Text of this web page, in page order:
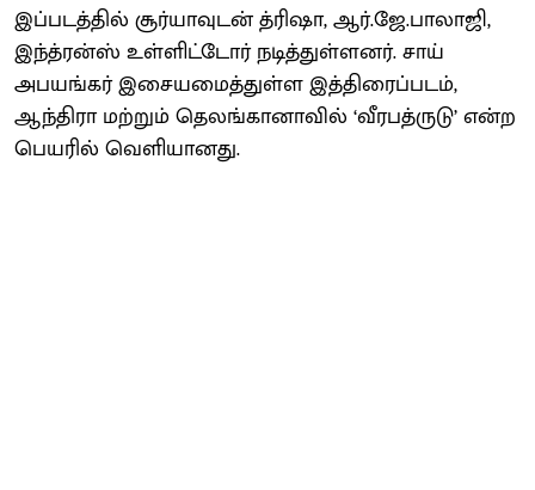
இப்படத்தில் சூர்யாவுடன் த்ரிஷா, ஆர்.ஜே.பாலாஜி,
இந்த்ரன்ஸ் உள்ளிட்டோர் நடித்துள்ளனர். சாய்
அபயங்கர் இசையமைத்துள்ள இத்திரைப்படம்,
ஆந்திரா மற்றும் தெலங்கானாவில் ‘வீரபத்ருடு’ என்ற
பெயரில் வெளியானது.